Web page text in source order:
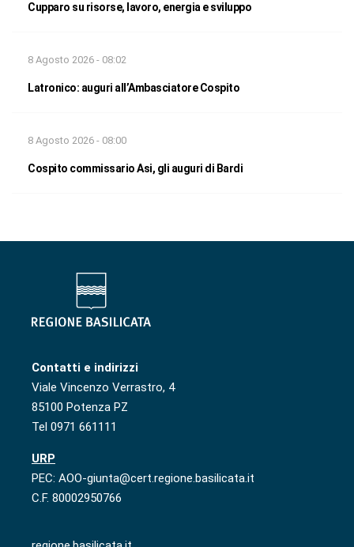
Cupparo su risorse, lavoro, energia e sviluppo
8 Agosto 2026 - 08:02
Latronico: auguri all’Ambasciatore Cospito
8 Agosto 2026 - 08:00
Cospito commissario Asi, gli auguri di Bardi
Contatti e indirizzi
Viale Vincenzo Verrastro, 4
85100 Potenza PZ
Tel 0971 661111
URP
PEC: AOO-giunta@cert.regione.basilicata.it
C.F. 80002950766